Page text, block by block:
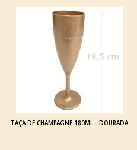
TAÇA DE CHAMPAGNE 180ML - DOURADA